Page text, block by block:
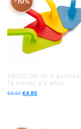
29030 Set de 4 paletas,
18 meses a 6 años.
€5.50 €4.95